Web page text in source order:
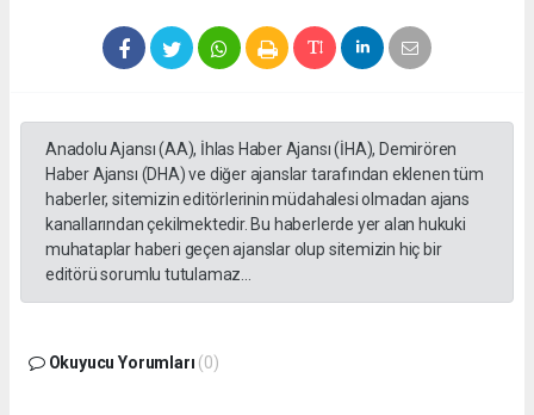
Anadolu Ajansı (AA), İhlas Haber Ajansı (İHA), Demirören
Haber Ajansı (DHA) ve diğer ajanslar tarafından eklenen tüm
haberler, sitemizin editörlerinin müdahalesi olmadan ajans
kanallarından çekilmektedir. Bu haberlerde yer alan hukuki
muhataplar haberi geçen ajanslar olup sitemizin hiç bir
editörü sorumlu tutulamaz...
Okuyucu Yorumları (0)